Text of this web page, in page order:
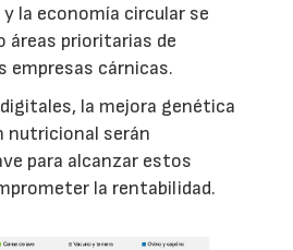
la economía circular se
áreas prioritarias de
empresas cárnicas.
la mejora genética
nutricional serán
para alcanzar estos
la rentabilidad.